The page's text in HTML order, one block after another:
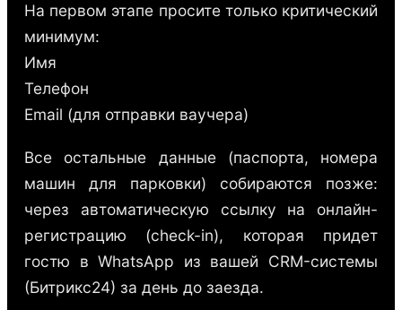
На первом этапе просите только критический
минимум:
Имя
Телефон
Email (для отправки ваучера)
Все остальные данные (паспорта, номера
машин для парковки) собираются позже:
через автоматическую ссылку на онлайн-
регистрацию (check-in), которая придет
гостю в WhatsApp из вашей CRM-системы
(Битрикс24) за день до заезда.